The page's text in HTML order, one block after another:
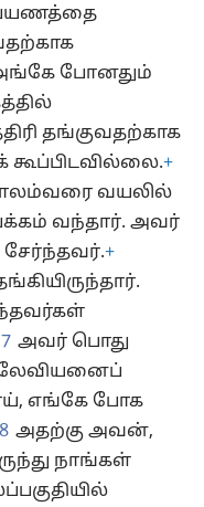
அங்கே போனதும்
தங்குவதற்காக
கூப்பிடவில்லை.+
வயலில்
வந்தார். அவர்
+
அவர் பொது
லேவியனைப்
எங்கே போக
அதற்கு அவன்,
நாங்கள்